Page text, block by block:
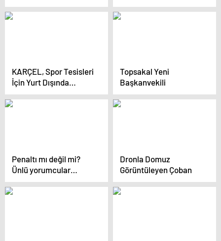
Randevuda
KARÇEL, Spor Tesisleri
İçin Yurt Dışında
Hizmet Veriyor
Topsakal Yeni
Başkanvekili
Penaltı mı değil mi?
Ünlü yorumcular
Osimhen’in
pozisyonunda aynı
Dronla Domuz
Görüntüleyen Çoban